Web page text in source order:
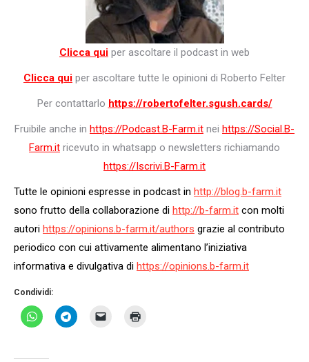
Clicca qui per ascoltare il podcast in web
Clicca qui per ascoltare tutte le opinioni di Roberto Felter
Per contattarlo https://robertofelter.sgush.cards/
Fruibile anche in https://Podcast.B-Farm.it nei https://Social.B-
Farm.it ricevuto in whatsapp o newsletters richiamando
https://Iscrivi.B-Farm.it
Tutte le opinioni espresse in podcast in http://blog.b-farm.it
sono frutto della collaborazione di http://b-farm.it con molti
autori https://opinions.b-farm.it/authors grazie al contributo
periodico con cui attivamente alimentano l’iniziativa
informativa e divulgativa di https://opinions.b-farm.it
Condividi: